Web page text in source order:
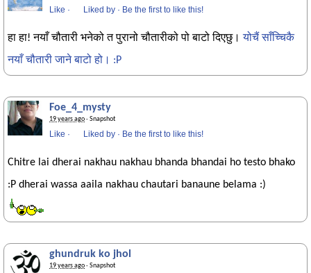
Like · Liked by · Be the first to like this!
हा हा! नयाँ चौतारी भनेको त पुरानो चौतारीको पो बाटो दिएछु।योचैं साँच्चिकै
नयाँ चौतारी जाने बाटो हो। :P
Foe_4_mysty
19 years ago· Snapshot
Like · Liked by · Be the first to like this!
Chitre lai dherai nakhau nakhau bhanda bhandai ho testo bhako
:P dherai wassa aaila nakhau chautari banaune belama :)
ghundruk ko jhol
19 years ago· Snapshot